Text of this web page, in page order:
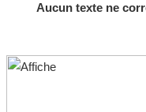
Aucun texte ne